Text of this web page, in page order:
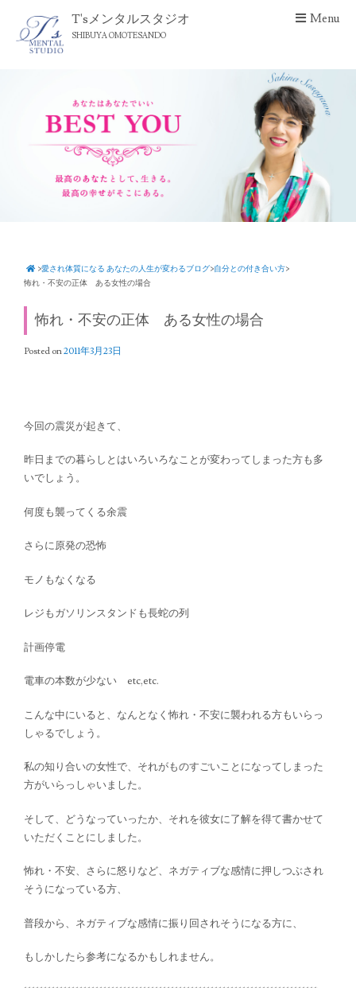
T'sメンタルスタジオ
SHIBUYA OMOTESANDO
Menu
>愛され体質になる あなたの人生が変わるブログ>自分との付き合い方>
怖れ・不安の正体 ある女性の場合
怖れ・不安の正体 ある女性の場合
Posted on2011年3月23日
今回の震災が起きて、
昨日までの暮らしとはいろいろなことが変わってしまった方も多
いでしょう。
何度も襲ってくる余震
さらに原発の恐怖
モノもなくなる
レジもガソリンスタンドも長蛇の列
計画停電
電車の本数が少ない etc,etc.
こんな中にいると、なんとなく怖れ・不安に襲われる方もいらっ
しゃるでしょう。
私の知り合いの女性で、それがものすごいことになってしまった
方がいらっしゃいました。
そして、どうなっていったか、それを彼女に了解を得て書かせて
いただくことにしました。
怖れ・不安、さらに怒りなど、ネガティブな感情に押しつぶされ
そうになっている方、
普段から、ネガティブな感情に振り回されそうになる方に、
もしかしたら参考になるかもしれません。